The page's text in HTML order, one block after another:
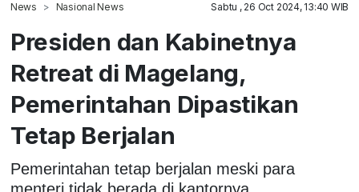
News Nasional News Sabtu , 26 Oct 2024, 13:40 WIB
Presiden dan Kabinetnya
Retreat di Magelang,
Pemerintahan Dipastikan
Tetap Berjalan
Pemerintahan tetap berjalan meski para
menteri tidak berada di kantornya.